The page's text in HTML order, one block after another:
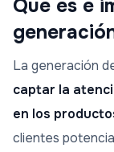
Qué es e
La generación
captar la
en los
clientes